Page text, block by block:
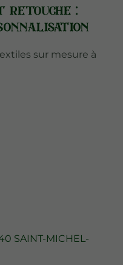
SAINT-MICHEL-
retouche :
sur mesure à